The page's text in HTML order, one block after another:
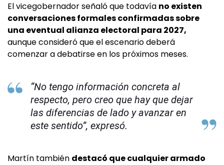
El vicegobernador señaló que todavía no existen
conversaciones formales confirmadas sobre
una eventual alianza electoral para 2027,
aunque consideró que el escenario deberá
comenzar a debatirse en los próximos meses.
“No tengo información concreta al
respecto, pero creo que hay que dejar
las diferencias de lado y avanzar en
este sentido”, expresó.
Martín también destacó que cualquier armado